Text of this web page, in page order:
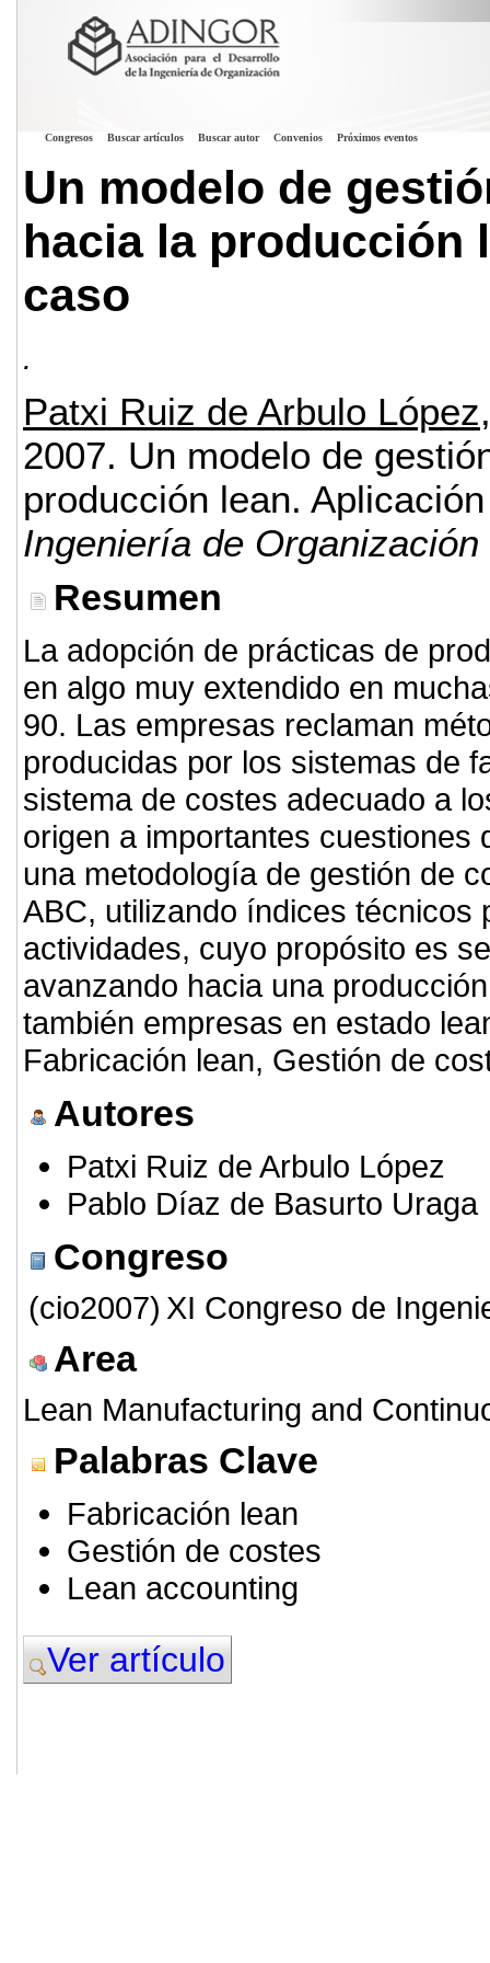
Congresos Buscar artículos Buscar autor Convenios Próximos eventos
Un modelo de
hacia la producción
caso
.
Patxi Ruiz de Arbulo
2007. Un modelo de
producción lean.
Ingeniería de Organización
Resumen
La adopción de prácticas de
en algo muy extendido en
90. Las empresas reclaman
producidas por los sistemas de
sistema de costes adecuado a
origen a importantes cuestiones
una metodología de gestión de
ABC, utilizando índices técnicos
actividades, cuyo propósito es
avanzando hacia una
también empresas en estado
Fabricación lean, Gestión de
Autores
Patxi Ruiz de Arbulo López
Pablo Díaz de Basurto Uraga
Congreso
(cio2007) XI Congreso de
Area
Lean Manufacturing and
Palabras Clave
Fabricación lean
Gestión de costes
Lean accounting
Ver artículo